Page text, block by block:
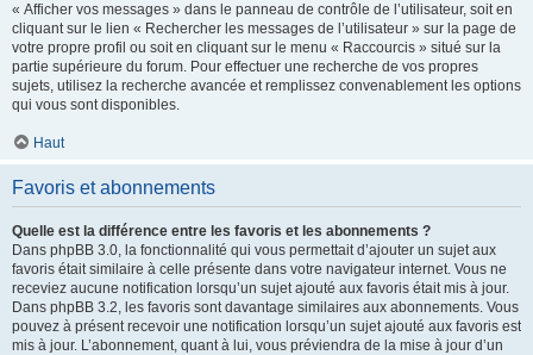
« Afficher vos messages » dans le panneau de contrôle de l’utilisateur, soit en
cliquant sur le lien « Rechercher les messages de l’utilisateur » sur la page de
votre propre profil ou soit en cliquant sur le menu « Raccourcis » situé sur la
partie supérieure du forum. Pour effectuer une recherche de vos propres
sujets, utilisez la recherche avancée et remplissez convenablement les options
qui vous sont disponibles.
Haut
Favoris et abonnements
Quelle est la différence entre les favoris et les abonnements ?
Dans phpBB 3.0, la fonctionnalité qui vous permettait d’ajouter un sujet aux
favoris était similaire à celle présente dans votre navigateur internet. Vous ne
receviez aucune notification lorsqu’un sujet ajouté aux favoris était mis à jour.
Dans phpBB 3.2, les favoris sont davantage similaires aux abonnements. Vous
pouvez à présent recevoir une notification lorsqu’un sujet ajouté aux favoris est
mis à jour. L’abonnement, quant à lui, vous préviendra de la mise à jour d’un